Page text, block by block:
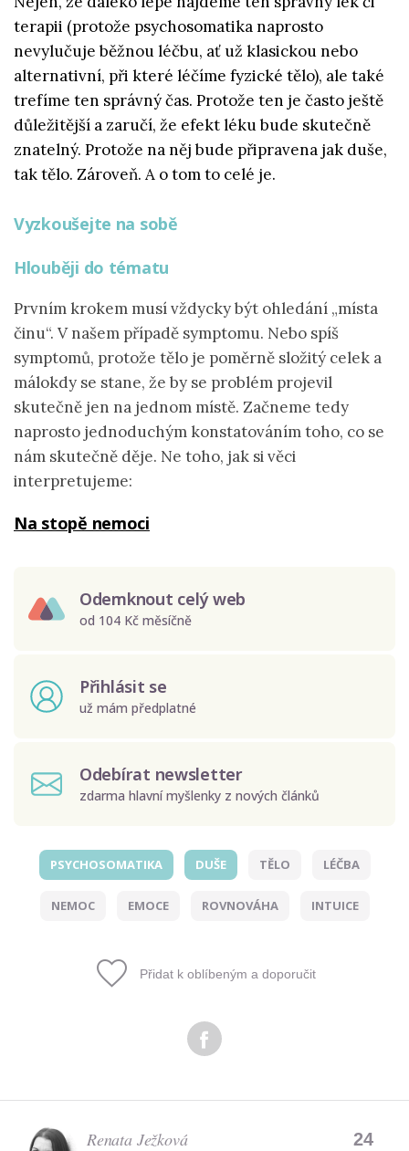
terapii (protože psychosomatika naprosto
nevylučuje běžnou léčbu, ať už klasickou nebo
alternativní, při které léčíme fyzické tělo), ale také
trefíme ten správný čas. Protože ten je často ještě
důležitější a zaručí, že efekt léku bude skutečně
znatelný. Protože na něj bude připravena jak duše,
tak tělo. Zároveň. A o tom to celé je.
Vyzkoušejte na sobě
Hlouběji do tématu
Prvním krokem musí vždycky být ohledání „místa
činu“. V našem případě symptomu. Nebo spíš
symptomů, protože tělo je poměrně složitý celek a
málokdy se stane, že by se problém projevil
skutečně jen na jednom místě. Začneme tedy
naprosto jednoduchým konstatováním toho, co se
nám skutečně děje. Ne toho, jak si věci
interpretujeme:
Na stopě nemoci
Odemknout celý web
od 104 Kč měsíčně
Přihlásit se
už mám předplatné
Odebírat newsletter
zdarma hlavní myšlenky z nových článků
Odeslat
PSYCHOSOMATIKA DUŠE TĚLO LÉČBA
NEMOC EMOCE ROVNOVÁHA INTUICE
Přidat k oblíbeným a doporučit
Renata Ježková 24